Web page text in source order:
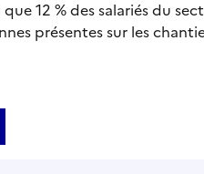
12 % des salariés du
présentes sur les